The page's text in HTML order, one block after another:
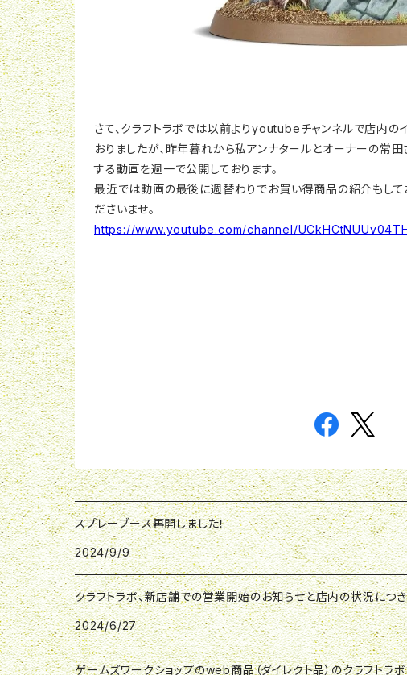
さて、クラフトラボでは以前よりyoutubeチャンネルで店内の
おりましたが、昨年暮れから私アンナタールとオーナーの常
する動画を週一で公開しております。
最近では動画の最後に週替わりでお買い得商品の紹介もして
ださいませ。
https://www.youtube.com/channel/
スプレーブース再開しました！
2024/9/9
クラフトラボ、新店舗での営業開始のお知らせと店内の状況につ
2024/6/27
ゲームズワークショップのweb商品（ダイレクト品）のクラフトラ